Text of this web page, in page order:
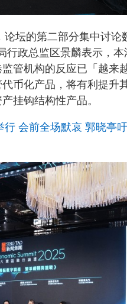
坛的第二部分集中讨论
行政总监区景麟表示，
管机构的反应已「越来
币化产品，将有利提升
挂钩结构性产品。
会前全场默哀 郭晓亭